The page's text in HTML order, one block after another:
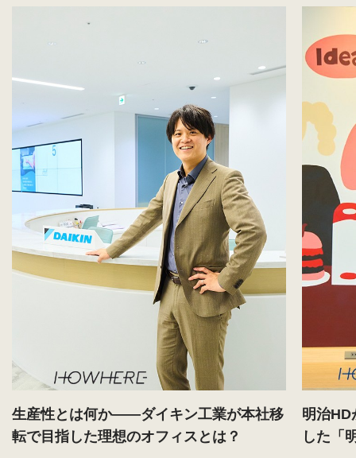
生産性とは何か——ダイキン工業が本社移
転で目指した理想のオフィスとは？
明治HD
した「